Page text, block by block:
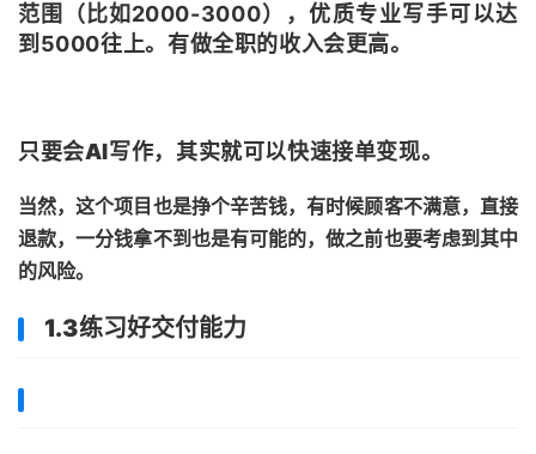
范围（比如2000-3000），优质专业写手可以达
到 5000往上。 有做全职的收入会更高。
只要会AI写作，其实就可以快速接单变现。
当然，这个项目也是挣个辛苦钱，有时候顾客不满意，直接
退款，一分钱拿不到也是有可能的，做之前也要考虑到其中
的风险。
1.3练习好交付能力